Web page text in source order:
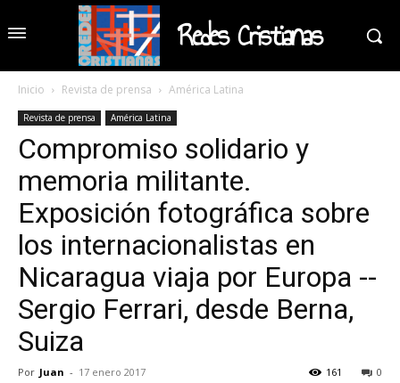
Redes Cristianas
Inicio Revista de prensa América Latina
Revista de prensa América Latina
Compromiso solidario y
memoria militante.
Exposición fotográfica sobre
los internacionalistas en
Nicaragua viaja por Europa --
Sergio Ferrari, desde Berna,
Suiza
Por Juan - 17 enero 2017 0
161